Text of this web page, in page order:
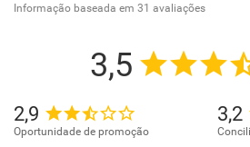
funerárias e serviços relacionados
Informação baseada em 31 avaliações
3,5
2,9
Oportunidade de promoção
3,2